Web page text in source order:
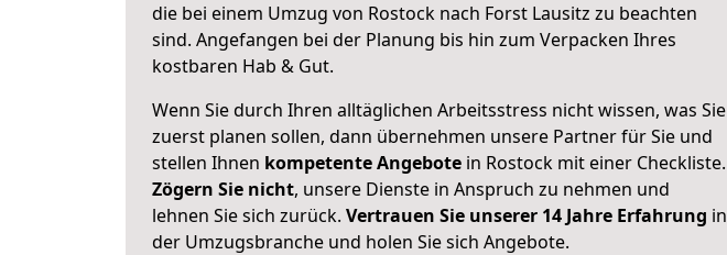
die bei einem Umzug von Rostock nach Forst Lausitz zu beachten
sind. Angefangen bei der Planung bis hin zum Verpacken Ihres
kostbaren Hab & Gut.
Wenn Sie durch Ihren alltäglichen Arbeitsstress nicht wissen, was Sie
zuerst planen sollen, dann übernehmen unsere Partner für Sie und
stellen Ihnen kompetente Angebote in Rostock mit einer Checkliste.
Zögern Sie nicht, unsere Dienste in Anspruch zu nehmen und
lehnen Sie sich zurück. Vertrauen Sie unserer 14 Jahre Erfahrung in
der Umzugsbranche und holen Sie sich Angebote.